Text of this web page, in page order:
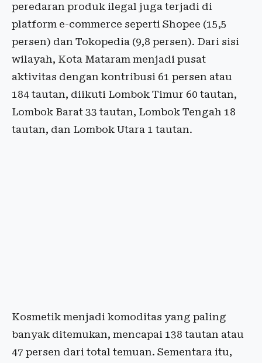
peredaran produk ilegal juga terjadi di
platform e-commerce seperti Shopee (15,5
persen) dan Tokopedia (9,8 persen). Dari sisi
wilayah, Kota Mataram menjadi pusat
aktivitas dengan kontribusi 61 persen atau
184 tautan, diikuti Lombok Timur 60 tautan,
Lombok Barat 33 tautan, Lombok Tengah 18
tautan, dan Lombok Utara 1 tautan.
Kosmetik menjadi komoditas yang paling
banyak ditemukan, mencapai 138 tautan atau
47 persen dari total temuan. Sementara itu,